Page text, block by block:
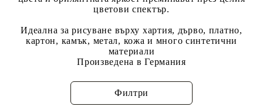
цветови спектър.
Идеална за рисуване върху хартия, дърво, платно,
картон, камък, метал, кожа и много синтетични
материали
Произведена в Германия
Филтри